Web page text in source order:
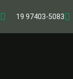
19 97403-5083